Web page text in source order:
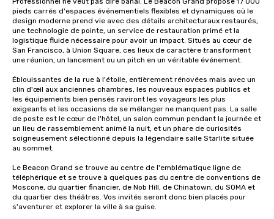
pieds carrés d'espaces événementiels flexibles et dynamiques où le
design moderne prend vie avec des détails architecturaux restaurés,
une technologie de pointe, un service de restauration primé et la
logistique fluide nécessaire pour avoir un impact. Situés au cœur de
San Francisco, à Union Square, ces lieux de caractère transforment
une réunion, un lancement ou un pitch en un véritable événement.
Éblouissantes de la rue à l'étoile, entièrement rénovées mais avec un
clin d'œil aux anciennes chambres, les nouveaux espaces publics et
les équipements bien pensés raviront les voyageurs les plus
exigeants et les occasions de se mélanger ne manquent pas. La salle
de poste est le cœur de l'hôtel, un salon commun pendant la journée et
un lieu de rassemblement animé la nuit, et un phare de curiosités
soigneusement sélectionné depuis la légendaire salle Starlite située
au sommet.
Le Beacon Grand se trouve au centre de l'emblématique ligne de
téléphérique et se trouve à quelques pas du centre de conventions de
Moscone, du quartier financier, de Nob Hill, de Chinatown, du SOMA et
du quartier des théâtres. Vos invités seront donc bien placés pour
s'aventurer et explorer la ville à sa guise.